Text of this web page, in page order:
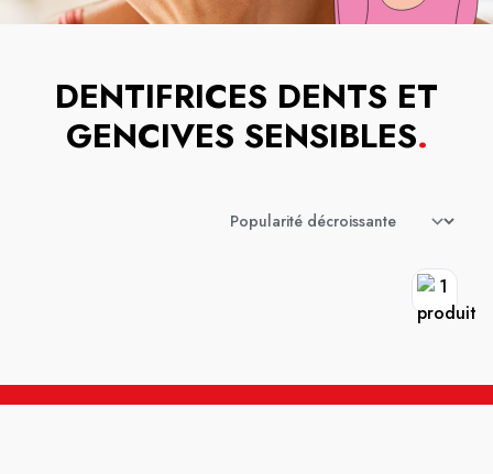
DENTIFRICES DENTS ET
GENCIVES SENSIBLES.